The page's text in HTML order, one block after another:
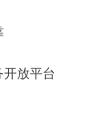
放平台